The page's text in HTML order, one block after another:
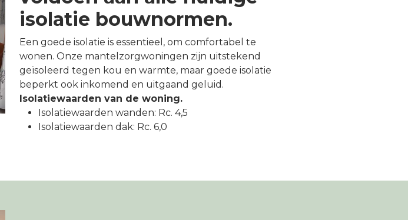
isolatie bouwnormen.
Een goede isolatie is essentieel, om comfortabel te
wonen. Onze mantelzorgwoningen zijn uitstekend
geïsoleerd tegen kou en warmte, maar goede isolatie
beperkt ook inkomend en uitgaand geluid.
Isolatiewaarden van de woning.
Isolatiewaarden wanden: Rc. 4,5
Isolatiewaarden dak: Rc. 6,0